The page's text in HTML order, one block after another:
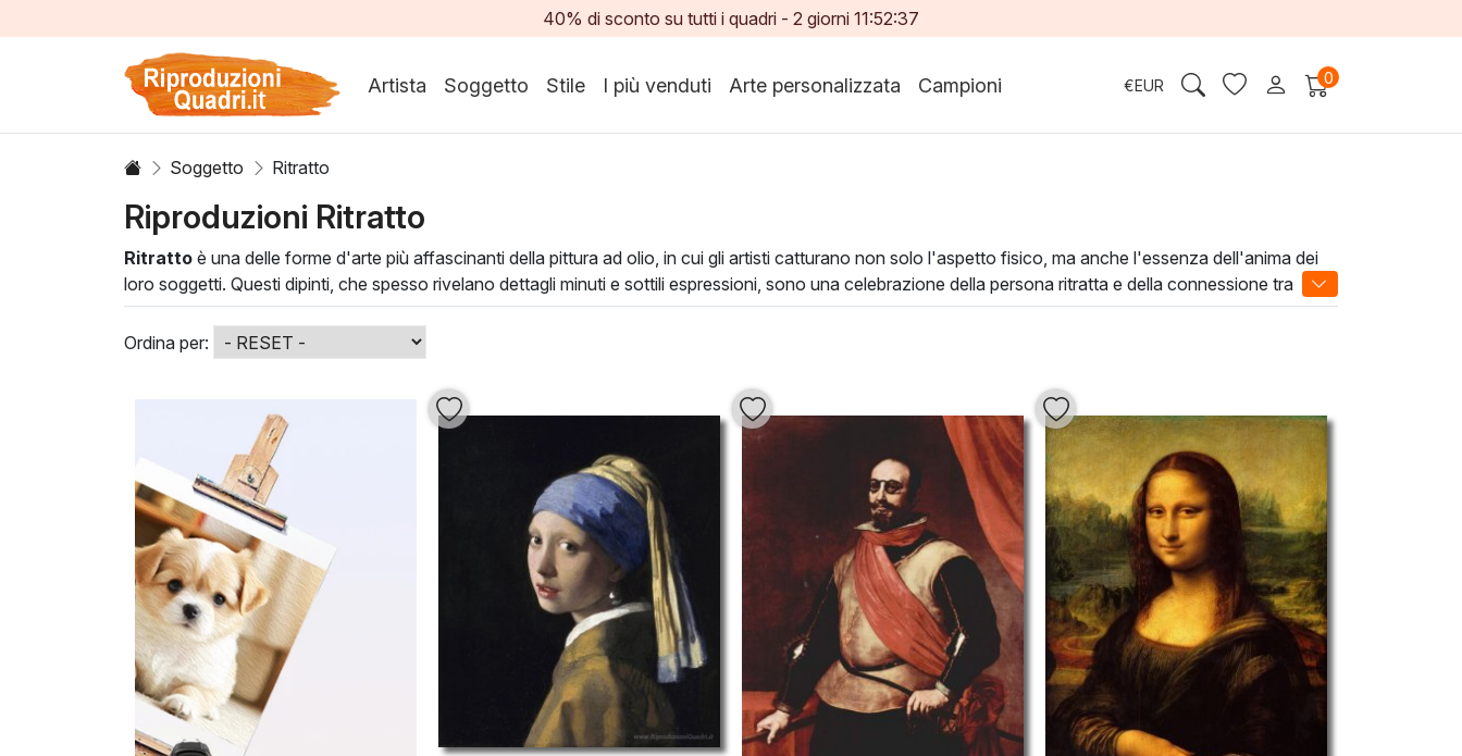
40% di sconto su tutti i quadri -2 giorni 11:52:35
Artista Soggetto Stile I più venduti Arte personalizzata Campioni €EUR 0
Soggetto Ritratto
Riproduzioni Ritratto
Ritratto è una delle forme d'arte più affascinanti della pittura ad olio, in cui gli artisti catturano non solo l'aspetto fisico, ma anche l'essenza dell'anima dei
loro soggetti. Questi dipinti, che spesso rivelano dettagli minuti e sottili espressioni, sono una celebrazione della persona ritratta e della connessione tra
l'artista e il soggetto.
ritratti realizzati con tecniche tradizionali e moderne, ciascuno dei quali racconta una storia unica. I dipinti in olio, con la loro profondità di colore e texture,
possono trasformare qualsiasi ambiente, portando un tocco di eleganza e personalità. Scegliere un
con un'opera d'arte senza tempo, che stimola la conversazione e ispira emozioni.
Ordina per: